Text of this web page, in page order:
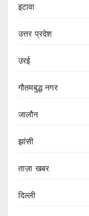
इटावा
उत्तर प्रदेश
उरई
गौतमबुद्ध नगर
जालौन
झांसी
ताज़ा खबर
दिल्ली